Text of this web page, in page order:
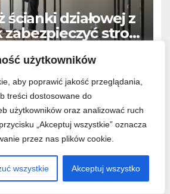
użytkowników
aby poprawić jakość przeglądania,
treści dostosowane do
użytkowników oraz analizować ruch
„Akceptuj wszystkie” oznacza
przez nas plików cookie.
wszystkie Akceptuj wszystko
ścianki działowej z
zabezpieczyć strop
starych powłok
(lamperii) – metody
opalanie czy